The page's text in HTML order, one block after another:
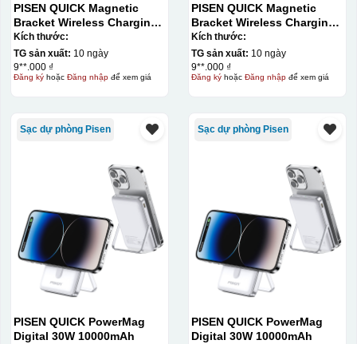
quy trình chuẩn bị kỹ lưỡng và chi phí setup ban đầu
tương đối cao.
PISEN QUICK Magnetic
Bracket Wireless Charging
Power Bank PD296C-1
10000 (20W) (LS-
DY240/Purple) Carton – CN
Kích thước:
TG sản xuất: 10 ngày
9**.000 ₫
Đăng kýhoặc Đăng nhậpđể xem giá
PISEN QUICK Magnetic
Bracket Wireless Charging
Power Bank PD296C-1
10000 (20W) (LS-
DY240/Purple) Carton – CN
Kích thước:
TG sản xuất: 10 ngày
9**.000 ₫
Đăng kýhoặc Đăng nhậpđể xem giá
Sạc dự phòng Pisen
PISEN QUICK PowerMag
Digital 30W 10000mAh
Sạc dự phòng Pisen
PISEN QUICK PowerMag
Digital 30W 10000mAh